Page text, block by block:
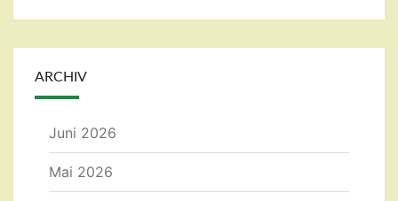
ARCHIV
Juni 2026
Mai 2026